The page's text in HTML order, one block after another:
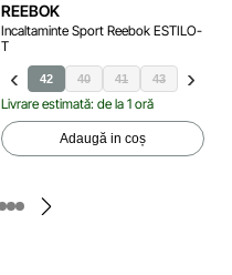
REEBOK
Incaltaminte Sport Reebok ESTILO-
T
42 40 41 43 44
Livrare estimată: de la 1 oră
Adaugă in coș